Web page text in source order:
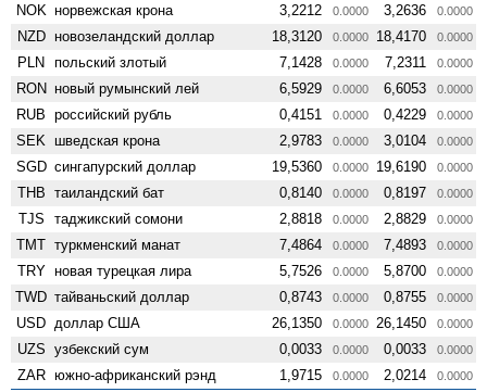
NOK норвежская крона 3,2212 0.0000 3,2636 0.0000
NZD ново­зеландский доллар 18,3120 0.0000 18,4170 0.0000
PLN польский злотый 7,1428 0.0000 7,2311 0.0000
RON новый румынский лей 6,5929 0.0000 6,6053 0.0000
RUB российский рубль 0,4151 0.0000 0,4229 0.0000
SEK шведская крона 2,9783 0.0000 3,0104 0.0000
SGD сингапурский доллар 19,5360 0.0000 19,6190 0.0000
THB таиландский бат 0,8140 0.0000 0,8197 0.0000
TJS таджикский сомони 2,8818 0.0000 2,8829 0.0000
TMT туркменский манат 7,4864 0.0000 7,4893 0.0000
TRY новая турецкая лира 5,7526 0.0000 5,8700 0.0000
TWD тайваньский доллар 0,8743 0.0000 0,8755 0.0000
USD доллар США 26,1350 0.0000 26,1450 0.0000
UZS узбекский сум 0,0033 0.0000 0,0033 0.0000
ZAR южно-африканский рэнд 1,9715 0.0000 2,0214 0.0000